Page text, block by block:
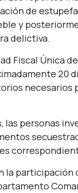
de
y
delictiva.
Fiscal Única
20
necesarios
personas
la